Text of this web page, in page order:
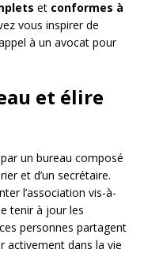
et conformes à
vous inspirer de
à un avocat pour
et élire
un bureau composé
et d’un secrétaire.
l’association vis-à-
tenir à jour les
personnes partagent
activement dans la vie